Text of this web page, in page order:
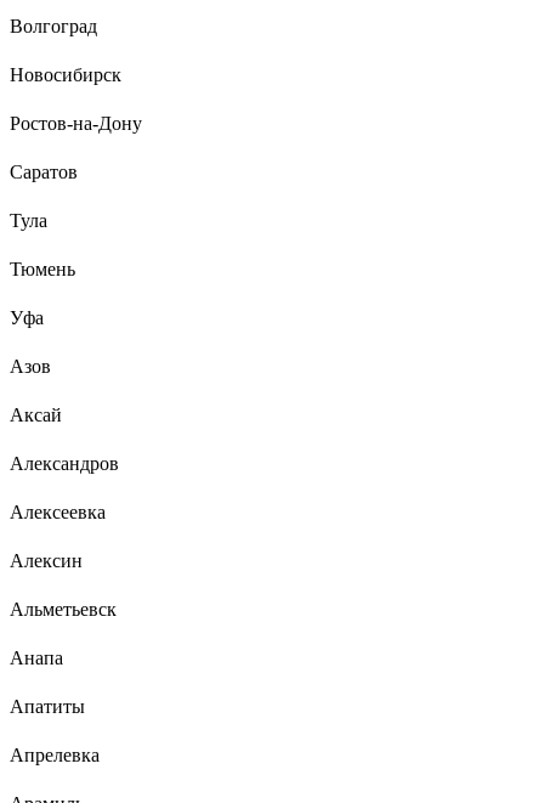
Волгоград
Новосибирск
Ростов-на-Дону
Саратов
Тула
Тюмень
Уфа
Азов
Аксай
Александров
Алексеевка
Алексин
Альметьевск
Анапа
Апатиты
Апрелевка